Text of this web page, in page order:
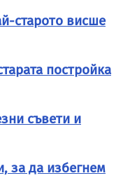
старото висше
постройка
съвети и
за да избегнем